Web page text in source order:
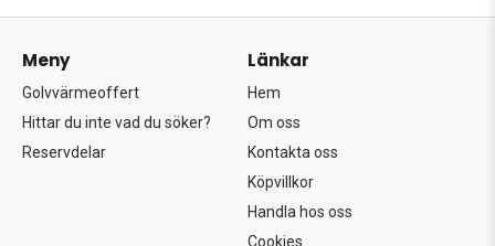
Meny
Golvvärmeoffert
Hittar du inte vad du söker?
Reservdelar
Länkar
Hem
Om oss
Kontakta oss
Köpvillkor
Handla hos oss
Cookies